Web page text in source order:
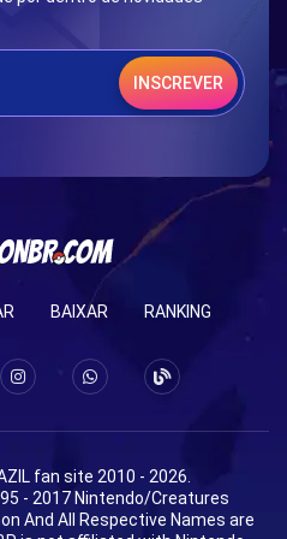
INSCREVER
BAIXAR RANKING
fan site 2010 - 2026.
- 2017 Nintendo/Creatures
And All Respective Names are